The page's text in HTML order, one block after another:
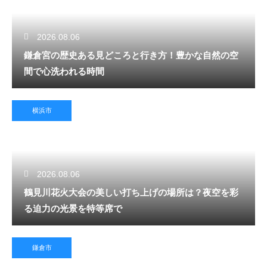
2026.08.06
鎌倉宮の歴史ある見どころと行き方！豊かな自然の空
間で心洗われる時間
横浜市
2026.08.06
鶴見川花火大会の美しい打ち上げの場所は？夜空を彩
る迫力の光景を特等席で
鎌倉市